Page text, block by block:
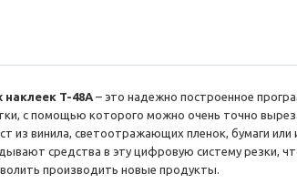
T-48A – это надежно построенное
с помощью которого можно очень точно
из винила, светоотражающих пленок, бумаги или
средства в эту цифровую систему резки,
производить новые продукты.